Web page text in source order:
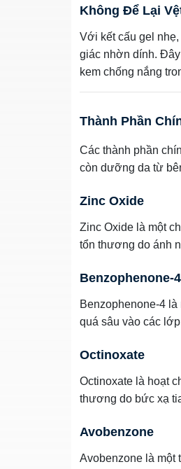
Không Để Lại
Với kết cấu gel nhẹ,
giác nhờn dính.
kem chống nắng
Thành Phần
Các thành phần
còn dưỡng da từ
Zinc Oxide
Zinc Oxide là một
tổn thương do ánh
Benzophenone-4
Benzophenone-4 là
quá sâu vào các
Octinoxate
Octinoxate là hoạt
thương do bức xạ
Avobenzone
Avobenzone là một